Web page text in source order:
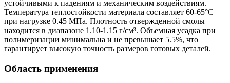
устойчивыми к падениям и механическим воздействиям.
Температура теплостойкости материала составляет 60-65°C
при нагрузке 0.45 МПа. Плотность отвержденной смолы
находится в диапазоне 1.10-1.15 г/см³. Объемная усадка при
полимеризации минимальна и не превышает 5.5%, что
гарантирует высокую точность размеров готовых деталей.
Область применения